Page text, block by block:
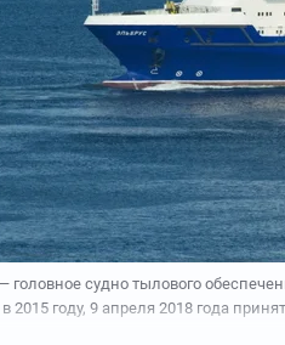
головное судно тылового
в 2015 году, 9 апреля 2018 года